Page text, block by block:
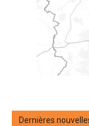
Dernières